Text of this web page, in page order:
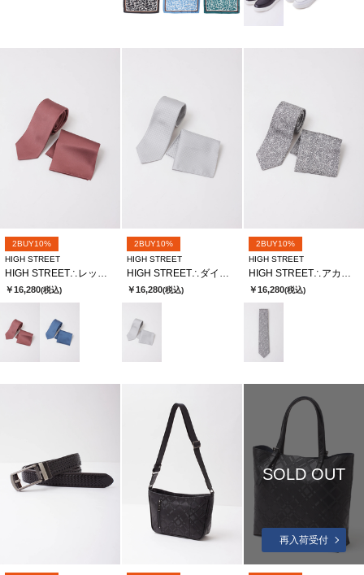
2BUY10%
HIGH STREET
￥16,280(税込)
2BUY10%
HIGH STREET
￥16,280(税込)
2BUY10%
HIGH STREET
￥16,280(税込)
SOLD OUT
再入荷受付